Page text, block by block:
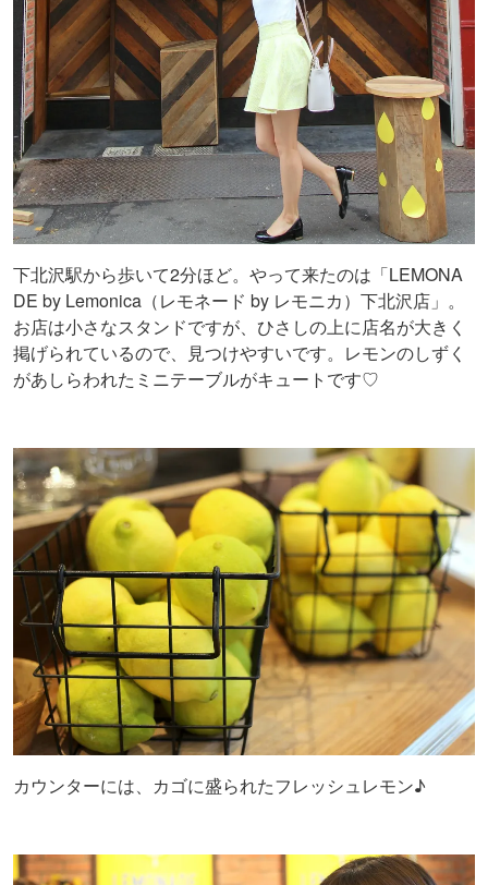
下北沢駅から歩いて2分ほど。やって来たのは「LEMONA
DE by Lemonica（レモネード by レモニカ）下北沢店」。
お店は小さなスタンドですが、ひさしの上に店名が大きく
掲げられているので、見つけやすいです。レモンのしずく
があしらわれたミニテーブルがキュートです♡
カウンターには、カゴに盛られたフレッシュレモン♪